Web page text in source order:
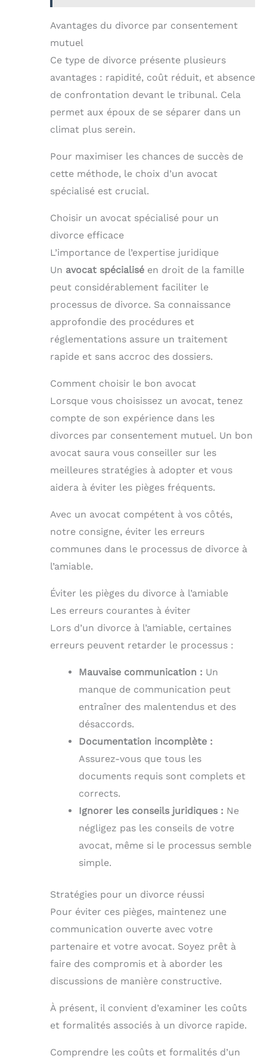
Avantages du divorce par consentement
mutuel
Ce type de divorce présente plusieurs
avantages : rapidité, coût réduit, et absence
de confrontation devant le tribunal. Cela
permet aux époux de se séparer dans un
climat plus serein.
Pour maximiser les chances de succès de
cette méthode, le choix d’un avocat
spécialisé est crucial.
Choisir un avocat spécialisé pour un
divorce efficace
L’importance de l’expertise juridique
Un avocat spécialisé en droit de la famille
peut considérablement faciliter le
processus de divorce. Sa connaissance
approfondie des procédures et
réglementations assure un traitement
rapide et sans accroc des dossiers.
Comment choisir le bon avocat
Lorsque vous choisissez un avocat, tenez
compte de son expérience dans les
divorces par consentement mutuel. Un bon
avocat saura vous conseiller sur les
meilleures stratégies à adopter et vous
aidera à éviter les pièges fréquents.
Avec un avocat compétent à vos côtés,
notre consigne, éviter les erreurs
communes dans le processus de divorce à
l’amiable.
Éviter les pièges du divorce à l’amiable
Les erreurs courantes à éviter
Lors d’un divorce à l’amiable, certaines
erreurs peuvent retarder le processus :
Mauvaise communication : Un
manque de communication peut
entraîner des malentendus et des
désaccords.
Documentation incomplète :
Assurez-vous que tous les
documents requis sont complets et
corrects.
Ignorer les conseils juridiques : Ne
négligez pas les conseils de votre
avocat, même si le processus semble
simple.
Stratégies pour un divorce réussi
Pour éviter ces pièges, maintenez une
communication ouverte avec votre
partenaire et votre avocat. Soyez prêt à
faire des compromis et à aborder les
discussions de manière constructive.
À présent, il convient d’examiner les coûts
et formalités associés à un divorce rapide.
Comprendre les coûts et formalités d’un